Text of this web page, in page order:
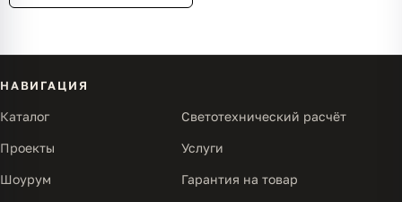
НАВИГАЦИЯ
Каталог Светотехнический расчёт
Проекты Услуги
Шоурум Гарантия на товар